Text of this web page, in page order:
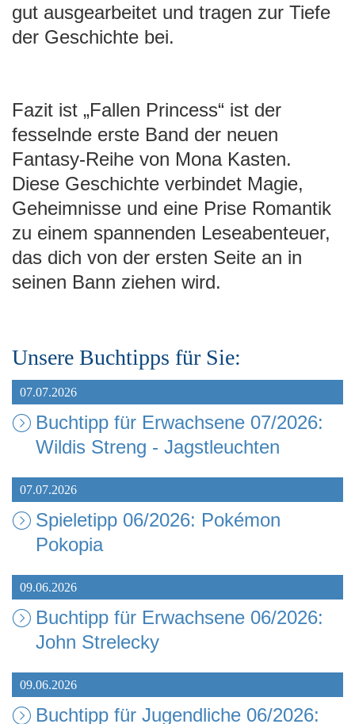
gut ausgearbeitet und tragen zur Tiefe
der Geschichte bei.
Fazit ist „Fallen Princess“ ist der
fesselnde erste Band der neuen
Fantasy-Reihe von Mona Kasten.
Diese Geschichte verbindet Magie,
Geheimnisse und eine Prise Romantik
zu einem spannenden Leseabenteuer,
das dich von der ersten Seite an in
seinen Bann ziehen wird.
Unsere Buchtipps für Sie:
07.07.2026
Buchtipp für Erwachsene 07/2026:
Wildis Streng - Jagstleuchten
07.07.2026
Spieletipp 06/2026: Pokémon
Pokopia
09.06.2026
Buchtipp für Erwachsene 06/2026:
John Strelecky
09.06.2026
Buchtipp für Jugendliche 06/2026: